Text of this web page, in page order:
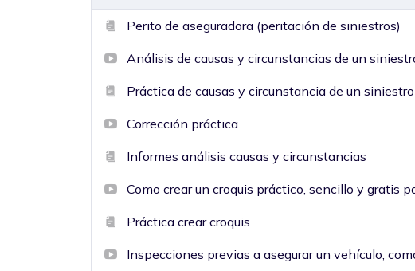
Perito de aseguradora (peritación de siniestros)
Análisis de causas y circunstancias de un
Práctica de causas y circunstancia de un siniestro
Corrección práctica
Informes análisis causas y circunstancias
Como crear un croquis práctico, sencillo y gratis
Práctica crear croquis
Inspecciones previas a asegurar un vehículo,